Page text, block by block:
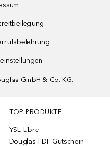
GmbH & Co. KG.
TOP PRODUKTE
YSL Libre
Douglas PDF Gutschein